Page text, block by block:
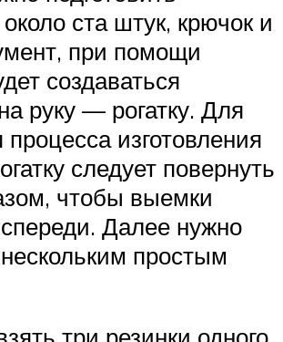
ста штук, крючок и
при помощи
создаваться
руку — рогатку. Для
изготовления
следует повернуть
чтобы выемки
Далее нужно
простым